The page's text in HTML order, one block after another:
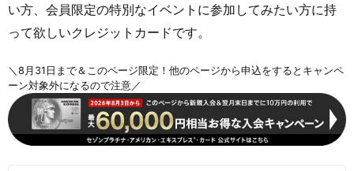
い方、会員限定の特別なイベントに参加してみたい方に持
って欲しいクレジットカードです。
＼8月31日まで＆このページ限定！他のページから申込をするとキャンペ
ーン対象外になるので注意／